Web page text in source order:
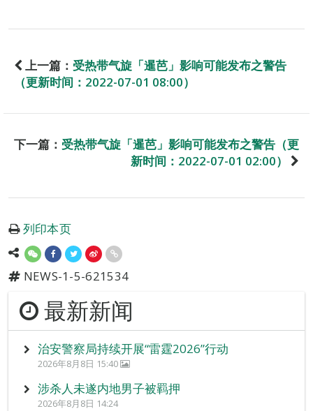
上一篇： 受热带气旋「暹芭」影响可能发布之警告
（更新时间：2022-07-01 08:00）
下一篇： 受热带气旋「暹芭」影响可能发布之警告（更
新时间：2022-07-01 02:00）
列印本页
NEWS-1-5-621534
最新新闻
治安警察局持续开展“雷霆2026”行动
2026年8月8日 15:40
涉杀人未遂内地男子被羁押
2026年8月8日 14:24